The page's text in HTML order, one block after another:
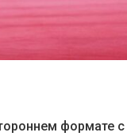
формате с